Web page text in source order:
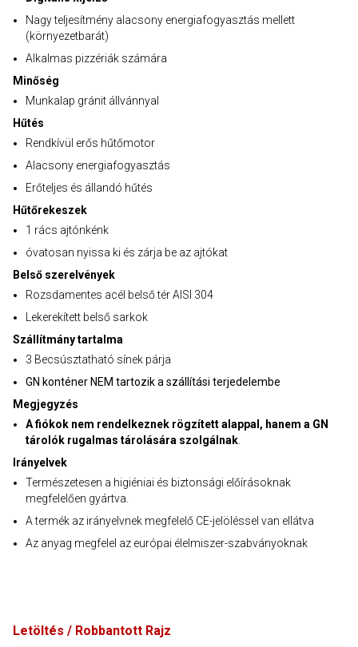
Nagy teljesítmény alacsony energiafogyasztás mellett
(környezetbarát)
Alkalmas pizzériák számára
Minőség
Munkalap gránit állvánnyal
Hűtés
Rendkívül erős hűtőmotor
Alacsony energiafogyasztás
Erőteljes és állandó hűtés
Hűtőrekeszek
1 rács ajtónkénk
óvatosan nyissa ki és zárja be az ajtókat
Belső szerelvények
Rozsdamentes acél belső tér AISI 304
Lekerekített belső sarkok
Szállítmány tartalma
3 Becsúsztatható sínek párja
GN konténer NEM tartozik a szállítási terjedelembe
Megjegyzés
A fiókok nem rendelkeznek rögzített alappal, hanem a GN
tárolók rugalmas tárolására szolgálnak
Irányelvek
Természetesen a higiéniai és biztonsági előírásoknak
megfelelően gyártva.
A termék az irányelvnek megfelelő CE-jelöléssel van ellátva
Az anyag megfelel az európai élelmiszer-szabványoknak
Letöltés / Robbantott Rajz